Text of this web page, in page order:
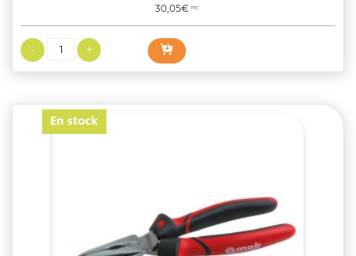
Prix
30,05€TTC